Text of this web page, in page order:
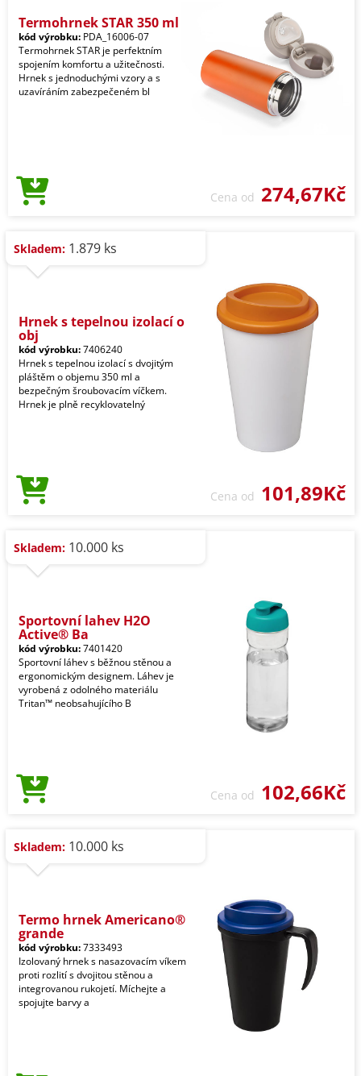
Termohrnek STAR 350 ml
kód výrobku: PDA_16006-07
Termohrnek STAR je perfektním
spojením komfortu a užitečnosti.
Hrnek s jednoduchými vzory a s
uzavíráním zabezpečeném bl
Cena od 274,67Kč
Skladem: 1.879 ks
Hrnek s tepelnou izolací o
obj
kód výrobku:7406240
Hrnek s tepelnou izolací s dvojitým
pláštěm o objemu 350 ml a
bezpečným šroubovacím víčkem.
Hrnek je plně recyklovatelný
Cena od 101,89Kč
Skladem: 10.000 ks
Sportovní lahev H2O
Active® Ba
kód výrobku:7401420
Sportovní láhev s běžnou stěnou a
ergonomickým designem. Láhev je
vyrobená z odolného materiálu
Tritan™ neobsahujícího B
Cena od 102,66Kč
Skladem: 10.000 ks
Termo hrnek Americano®
grande
kód výrobku:7333493
Izolovaný hrnek s nasazovacím víkem
proti rozlití s dvojitou stěnou a
integrovanou rukojetí. Míchejte a
spojujte barvy a